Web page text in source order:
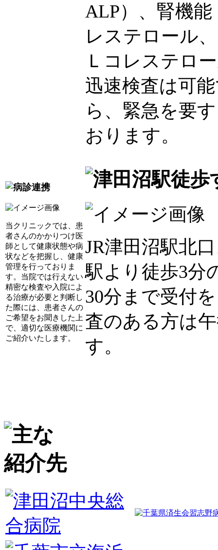
ALP）、腎機能
レステロール
Ｌコレステロ
迅速検査は可
ら、緊急を要
おります。
当クリニックでは、患
者さんのかかりつけ医
師として健康状態や病
状などを把握し、健康
管理を行っておりま
す。当院では行えない
精密な検査や入院によ
る治療が必要と判断し
た際には、患者さんの
ご希望をお聞きした上
で、適切な医療機関に
ご紹介いたします。
JR津田沼駅北
駅より徒歩3分
30分まで受付
査のある方は
す。